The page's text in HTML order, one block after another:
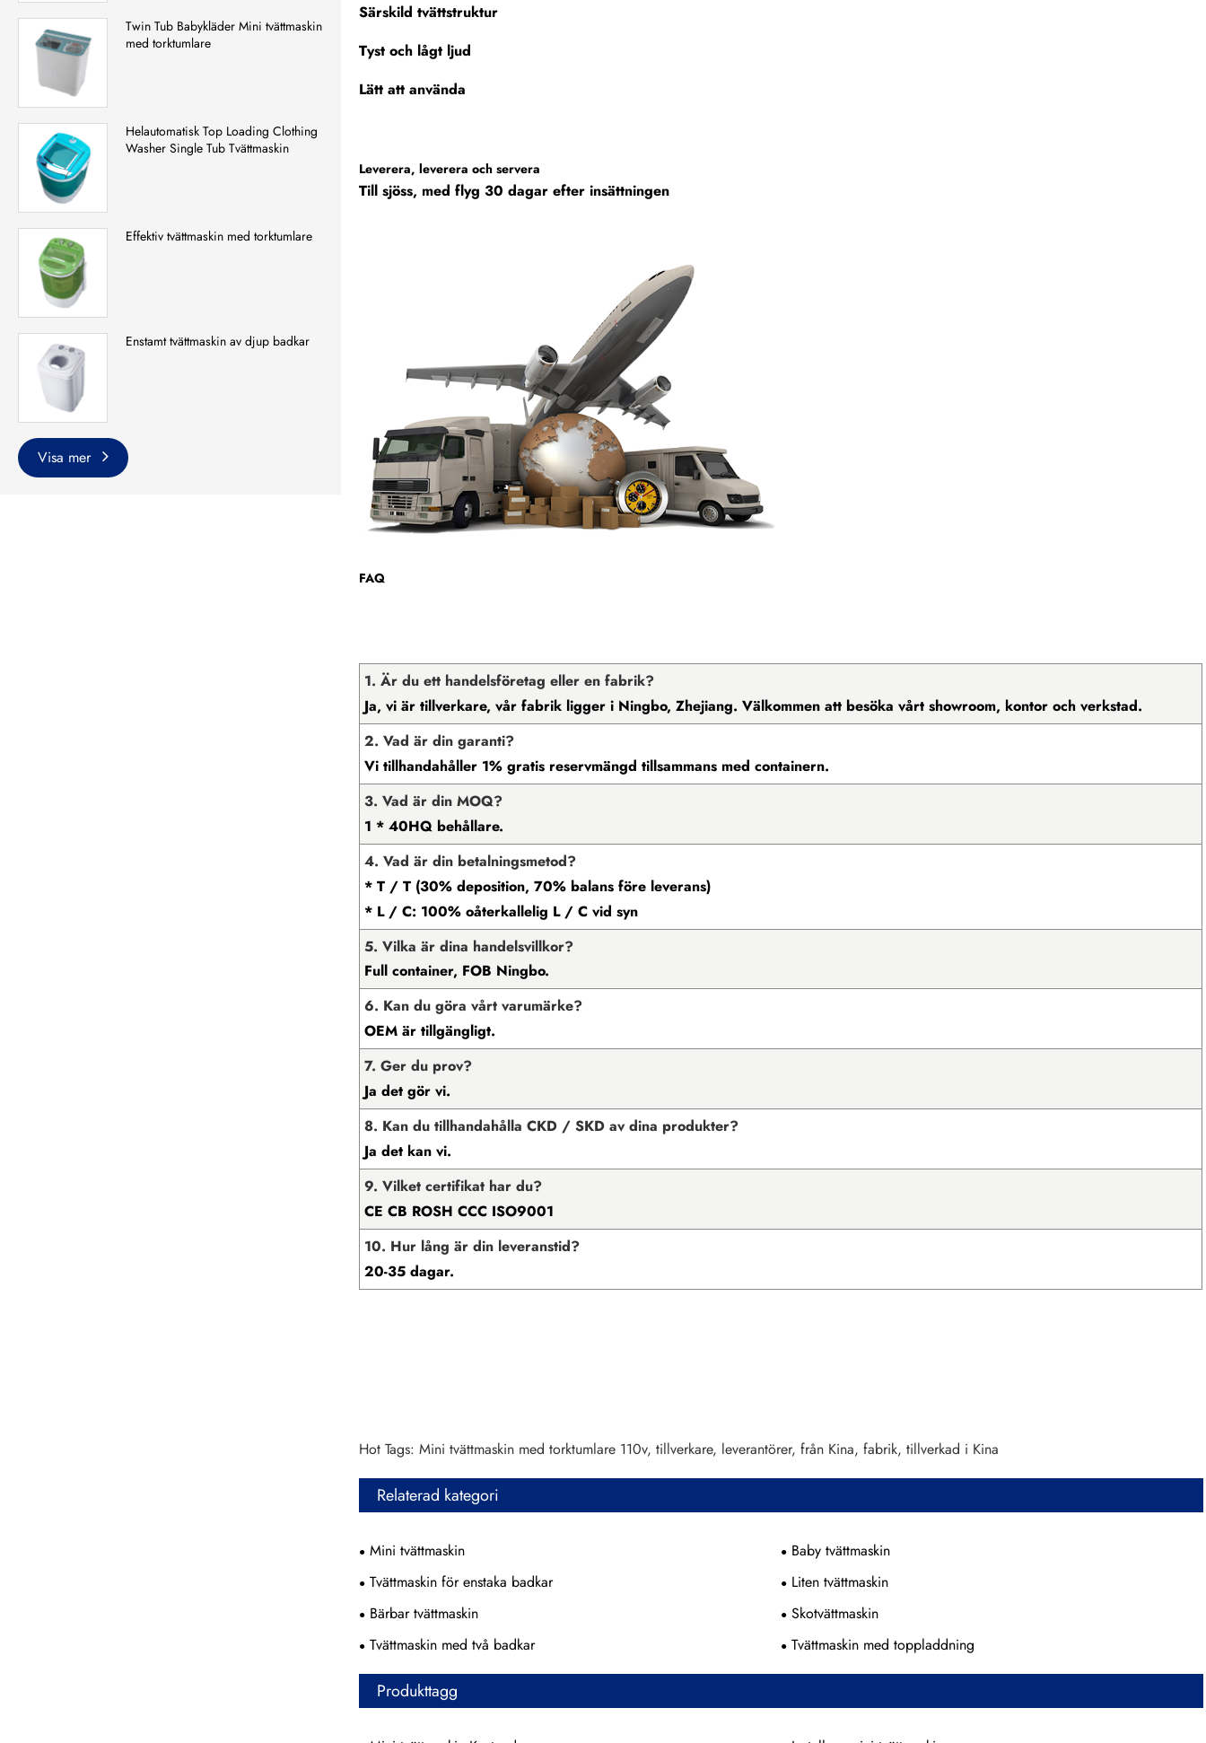
Twin Tub Babykläder Mini tvättmaskin
med torktumlare
Helautomatisk Top Loading Clothing
Washer Single Tub Tvättmaskin
Effektiv tvättmaskin med torktumlare
Enstamt tvättmaskin av djup badkar
Visa mer
Särskild tvättstruktur
Tyst och lågt ljud
Lätt att använda
Leverera, leverera och servera
Till sjöss, med flyg 30 dagar efter insättningen
FAQ
1. Är du ett handelsföretag eller en fabrik?
Ja, vi är tillverkare, vår fabrik ligger i Ningbo, Zhejiang. Välkommen att besöka vårt showroom, kontor och verkstad.
2. Vad är din garanti?
Vi tillhandahåller 1% gratis reservmängd tillsammans med containern.
3. Vad är din MOQ?
1 * 40HQ behållare.
4. Vad är din betalningsmetod?
* T / T (30% deposition, 70% balans före leverans)
* L / C: 100% oåterkallelig L / C vid syn
5. Vilka är dina handelsvillkor?
Full container, FOB Ningbo.
6. Kan du göra vårt varumärke?
OEM är tillgängligt.
7. Ger du prov?
Ja det gör vi.
8. Kan du tillhandahålla CKD / SKD av dina produkter?
Ja det kan vi.
9. Vilket certifikat har du?
CE CB ROSH CCC ISO9001
10. Hur lång är din leveranstid?
20-35 dagar.
Hot Tags: Mini tvättmaskin med torktumlare 110v, tillverkare, leverantörer, från Kina, fabrik, tillverkad i Kina
Relaterad kategori
Mini tvättmaskin
Baby tvättmaskin
Tvättmaskin för enstaka badkar
Liten tvättmaskin
Bärbar tvättmaskin
Skotvättmaskin
Tvättmaskin med två badkar
Tvättmaskin med toppladdning
Produkttagg